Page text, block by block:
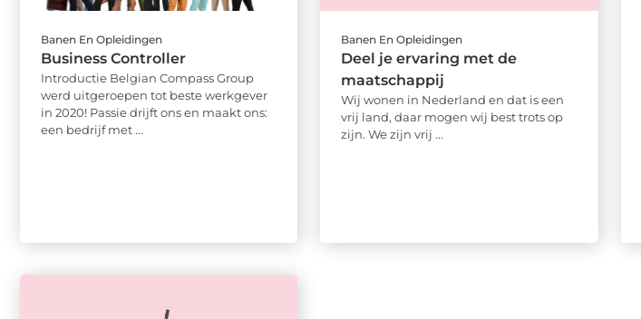
Banen En Opleidingen
Business Controller
Introductie Belgian Compass Group
werd uitgeroepen tot beste werkgever
in 2020! Passie drijft ons en maakt ons:
een bedrijf met ...
Banen En Opleidingen
Deel je ervaring met de
maatschappij
Wij wonen in Nederland en dat is een
vrij land, daar mogen wij best trots op
zijn. We zijn vrij ...